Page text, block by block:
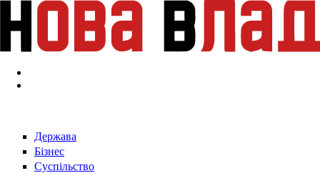
Перейти к основному содержанию
Держава
Бізнес
Суспільство